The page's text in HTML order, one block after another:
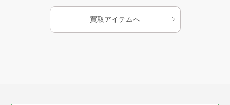
買取アイテムへ